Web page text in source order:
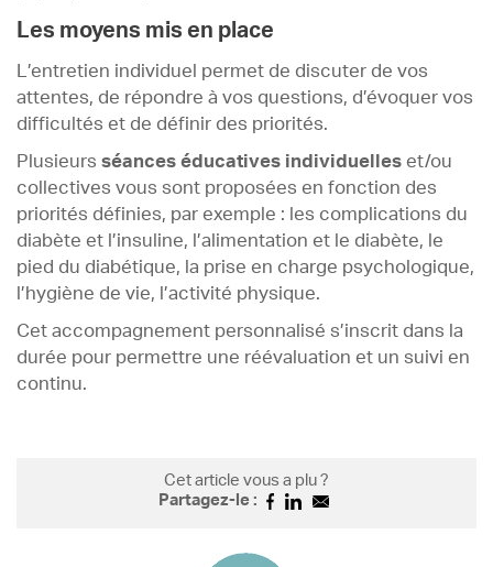
Les moyens mis en place
L’entretien individuel permet de discuter de vos
attentes, de répondre à vos questions, d’évoquer vos
difficultés et de définir des priorités.
Plusieurs séances éducatives individuelles et/ou
collectives vous sont proposées en fonction des
priorités définies, par exemple : les complications du
diabète et l’insuline, l’alimentation et le diabète, le
pied du diabétique, la prise en charge psychologique,
l’hygiène de vie, l’activité physique.
Cet accompagnement personnalisé s’inscrit dans la
durée pour permettre une réévaluation et un suivi en
continu.
Cet article vous a plu ?
Partagez-le :